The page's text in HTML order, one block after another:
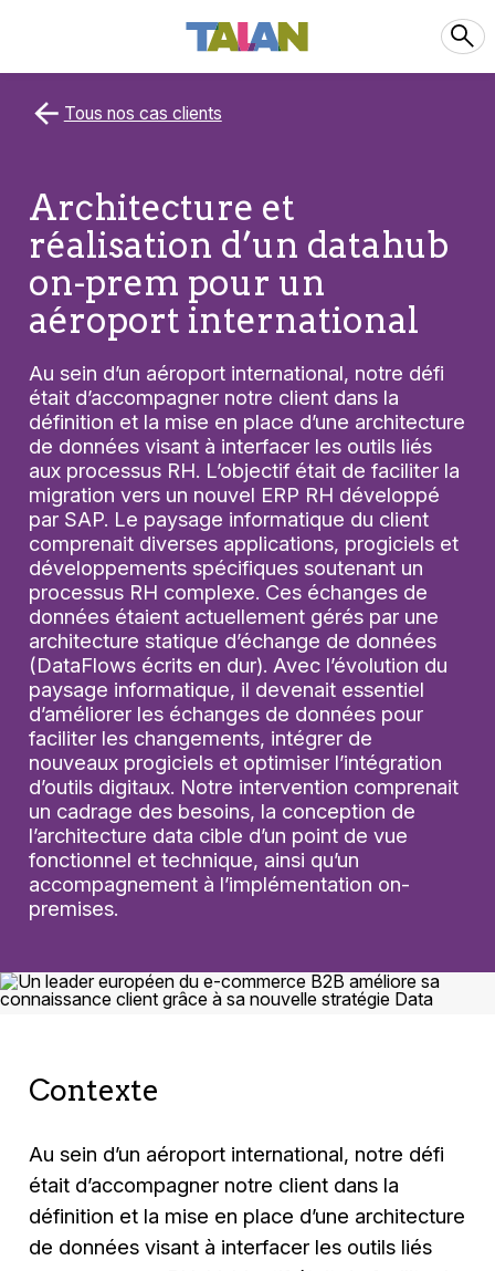
Tous nos cas clients
Architecture et
réalisation d’un datahub
on-prem pour un
aéroport international
Au sein d’un aéroport international, notre défi
était d’accompagner notre client dans la
définition et la mise en place d’une architecture
de données visant à interfacer les outils liés
aux processus RH. L’objectif était de faciliter la
migration vers un nouvel ERP RH développé
par SAP. Le paysage informatique du client
comprenait diverses applications, progiciels et
développements spécifiques soutenant un
processus RH complexe. Ces échanges de
données étaient actuellement gérés par une
architecture statique d’échange de données
(DataFlows écrits en dur). Avec l’évolution du
paysage informatique, il devenait essentiel
d’améliorer les échanges de données pour
faciliter les changements, intégrer de
nouveaux progiciels et optimiser l’intégration
d’outils digitaux. Notre intervention comprenait
un cadrage des besoins, la conception de
l’architecture data cible d’un point de vue
fonctionnel et technique, ainsi qu’un
accompagnement à l’implémentation on-
premises.
Contexte
Au sein d’un aéroport international, notre défi
était d’accompagner notre client dans la
définition et la mise en place d’une architecture
de données visant à interfacer les outils liés